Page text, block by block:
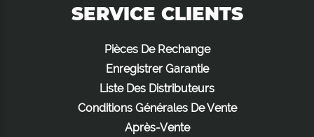
SERVICE CLIENTS
Pièces De Rechange
Enregistrer Garantie
Liste Des Distributeurs
Conditions Générales De Vente
Après-Vente